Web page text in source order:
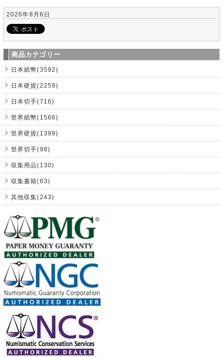
2026年8月6日
商品カテゴリー
日本紙幣(3592)
日本硬貨(2259)
日本切手(716)
世界紙幣(1566)
世界硬貨(1399)
世界切手(98)
収集用品(130)
収集書籍(63)
其他収集(243)